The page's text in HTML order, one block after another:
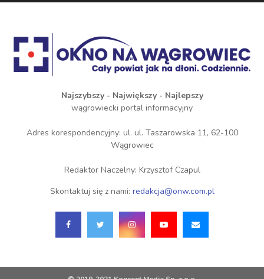
Najszybszy - Największy - Najlepszy
wągrowiecki portal informacyjny
Adres korespondencyjny: ul. ul. Taszarowska 11, 62-100
Wągrowiec
Redaktor Naczelny: Krzysztof Czapul
Skontaktuj się z nami: redakcja@onw.com.pl